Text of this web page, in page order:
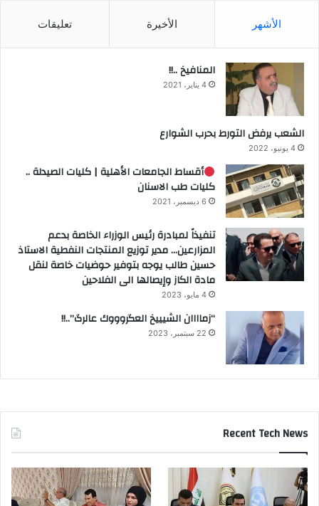
الأشهر الأخيرة تعليقات
المنافيخ ..!!
4 يناير، 2021
الشعب يرفض التورط بحرب الشوارع
4 يونيو، 2022
أقساط الجامعات الأهلية | كليات الصيدلة ..
كليات طب الاسنان
6 ديسمبر، 2021
تنفيذاً لمبادرة رئيس الوزراء الخاصة بدعم
المزارعين… مدير توزيع المنتجات النفطية الاستاذ
حسين طالب يوجه بتوفير حوضيات خاصة لنقل
مادة الكاز وإيصالها الى الفلاحين
4 مايو، 2023
“زماااان الشيييخ العگروووك عالرگ”..!!
22 سبتمبر، 2023
Recent Tech News